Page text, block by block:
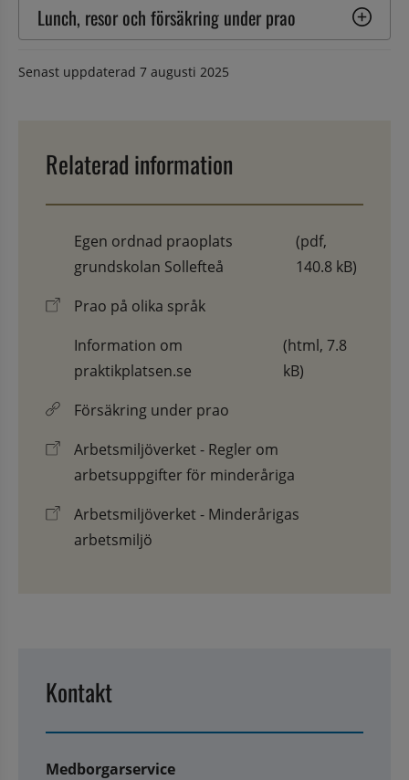
Lunch, resor och försäkring under prao
Senast uppdaterad 7 augusti 2025
Relaterad information
Egen ordnad praoplats
grundskolan Sollefteå
(pdf,
140.8 kB)
Prao på olika språk
Information om
praktikplatsen.se
(html, 7.8
kB)
Försäkring under prao
Arbetsmiljöverket - Regler om
arbetsuppgifter för minderåriga
Arbetsmiljöverket - Minderårigas
arbetsmiljö
Kontakt
Medborgarservice